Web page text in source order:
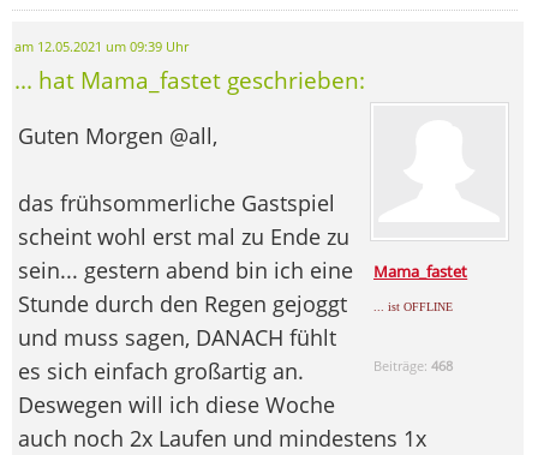
am 12.05.2021 um 09:39 Uhr
... hat Mama_fastet geschrieben:
Mama_fastet
... ist OFFLINE
Beiträge:468
Guten Morgen @all,
das frühsommerliche Gastspiel
scheint wohl erst mal zu Ende zu
sein... gestern abend bin ich eine
Stunde durch den Regen gejoggt
und muss sagen, DANACH fühlt
es sich einfach großartig an.
Deswegen will ich diese Woche
auch noch 2x Laufen und mindestens 1x